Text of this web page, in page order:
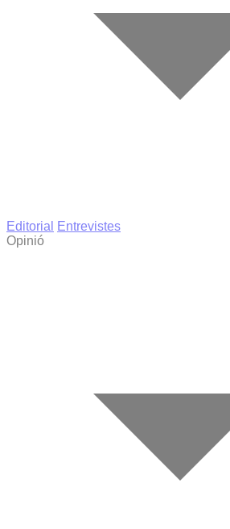
Editorial
Entrevistes
Opinió